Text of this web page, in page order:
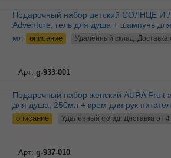
Подарочный набор детский СОЛНЦЕ И ЛУНА Royal
Adventure, гель для душа + шампунь
мл
описание Удалённый склад. Доставка
Арт: g-933-001
Подарочный набор женский AURA Fruit and Honey, гель
для душа, 250мл + крем для рук
описание Удалённый склад. Доставка от
Арт: g-937-010